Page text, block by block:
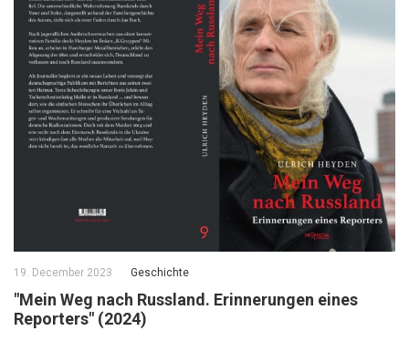
19. December 2023 Geschichte
"Mein Weg nach Russland. Erinnerungen eines
Reporters" (2024)